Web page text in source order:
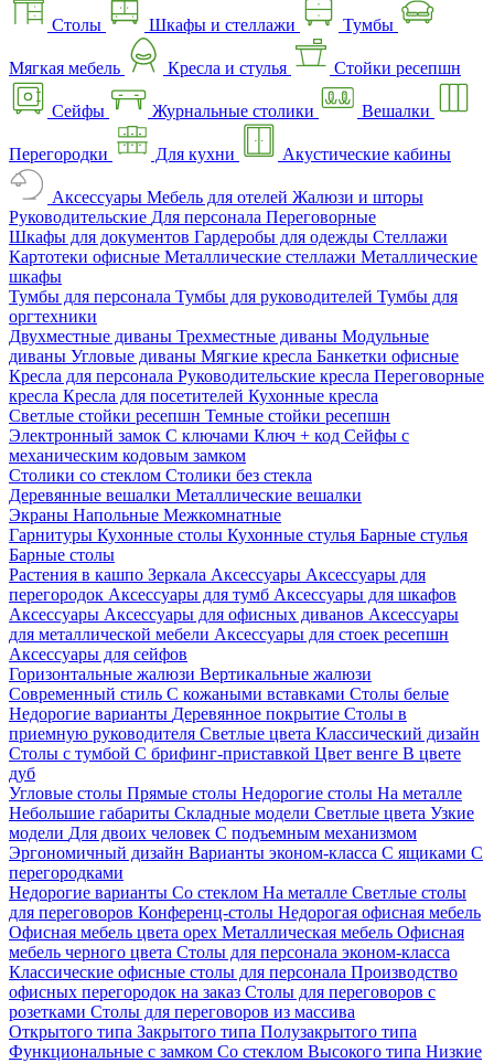
Столы Шкафы и стеллажи Тумбы
Мягкая мебель Кресла и стулья Стойки ресепшн
Сейфы Журнальные столики Вешалки
Перегородки Для кухни Акустические кабины
Аксессуары Мебель для отелей Жалюзи и шторы
Руководительские Для персонала Переговорные
Шкафы для документов Гардеробы для одежды Стеллажи
Картотеки офисные Металлические стеллажи Металлические
шкафы
Тумбы для персонала Тумбы для руководителей Тумбы для
оргтехники
Двухместные диваны Трехместные диваны Модульные
диваны Угловые диваны Мягкие кресла Банкетки офисные
Кресла для персонала Руководительские кресла Переговорные
кресла Кресла для посетителей Кухонные кресла
Светлые стойки ресепшн Темные стойки ресепшн
Электронный замок С ключами Ключ + код Сейфы с
механическим кодовым замком
Столики со стеклом Столики без стекла
Деревянные вешалки Металлические вешалки
Экраны Напольные Межкомнатные
Гарнитуры Кухонные столы Кухонные стулья Барные стулья
Барные столы
Растения в кашпо Зеркала Аксессуары Аксессуары для
перегородок Аксессуары для тумб Аксессуары для шкафов
Аксессуары Аксессуары для офисных диванов Аксессуары
для металлической мебели Аксессуары для стоек ресепшн
Аксессуары для сейфов
Горизонтальные жалюзи Вертикальные жалюзи
Современный стиль С кожаными вставками Столы белые
Недорогие варианты Деревянное покрытие Столы в
приемную руководителя Светлые цвета Классический дизайн
Столы с тумбой С брифинг-приставкой Цвет венге В цвете
дуб
Угловые столы Прямые столы Недорогие столы На металле
Небольшие габариты Складные модели Светлые цвета Узкие
модели Для двоих человек С подъемным механизмом
Эргономичный дизайн Варианты эконом-класса С ящиками С
перегородками
Недорогие варианты Со стеклом На металле Светлые столы
для переговоров Конференц-столы Недорогая офисная мебель
Офисная мебель цвета орех Металлическая мебель Офисная
мебель черного цвета Столы для персонала эконом-класса
Классические офисные столы для персонала Производство
офисных перегородок на заказ Столы для переговоров с
розетками Столы для переговоров из массива
Открытого типа Закрытого типа Полузакрытого типа
Функциональные с замком Со стеклом Высокого типа Низкие